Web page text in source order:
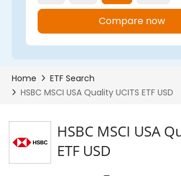
HSBC MSCI USA
ETF USD